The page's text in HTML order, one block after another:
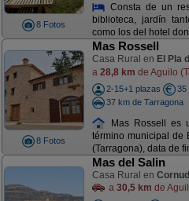
8 Fotos
Consta de un
biblioteca, jardín
como los del hotel
8 Fotos
Mas Rossell
Casa Rural en El Pla
a 28,8 km de Aguilo
2-15+1 plazas
35
37 km de Tarragona
Mas Rossell es
término municipal de
(Tarragona), data de
Mas del Salin
Casa Rural en
a 30,5 km de